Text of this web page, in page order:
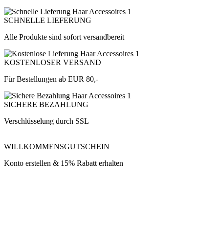
SCHNELLE LIEFERUNG
Alle Produkte sind sofort versandbereit
KOSTENLOSER VERSAND
Für Bestellungen ab EUR 80,-
SICHERE BEZAHLUNG
Verschlüsselung durch SSL
WILLKOMMENSGUTSCHEIN
Konto erstellen & 15% Rabatt erhalten